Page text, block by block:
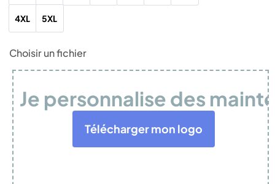
4XL 5XL
Choisir un fichier
Je personnalise des
Télécharger mon logo